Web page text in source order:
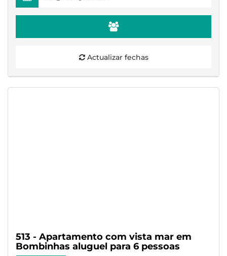
Actualizar fechas
513 - Apartamento com vista mar em
Bombinhas aluguel para 6 pessoas